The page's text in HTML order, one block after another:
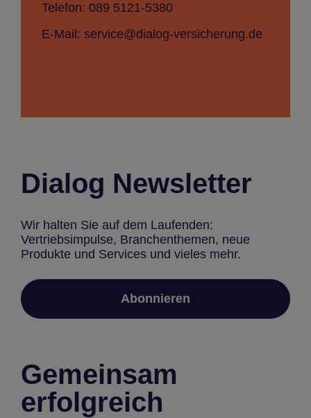
Telefon: 089 5121-5380
E-Mail: service@dialog-versicherung.de
Dialog Newsletter
Wir halten Sie auf dem Laufenden:
Vertriebsimpulse, Branchenthemen, neue
Produkte und Services und vieles mehr.
Abonnieren
Gemeinsam
erfolgreich